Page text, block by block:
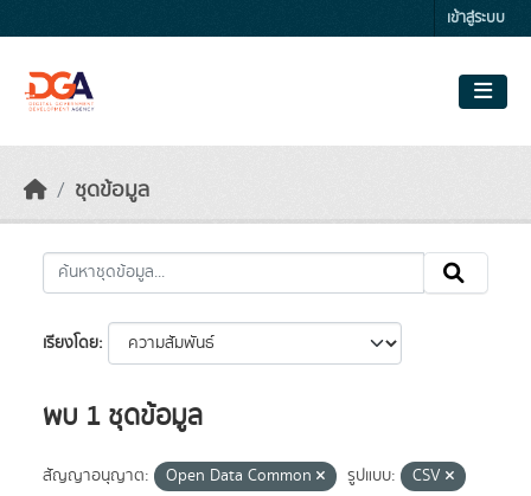
เข้าสู่ระบบ
ชุดข้อมูล
เรียงโดย
พบ 1 ชุดข้อมูล
สัญญาอนุญาต: Open Data Common รูปแบบ:
CSV